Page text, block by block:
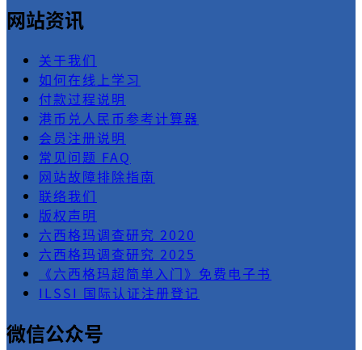
网站资讯
关于我们
如何在线上学习
付款过程说明
港币兑人民币参考计算器
会员注册说明
常见问题 FAQ
网站故障排除指南
联络我们
版权声明
六西格玛调查研究 2020
六西格玛调查研究 2025
《六西格玛超简单入门》免费电子书
ILSSI 国际认证注册登记
微信公众号